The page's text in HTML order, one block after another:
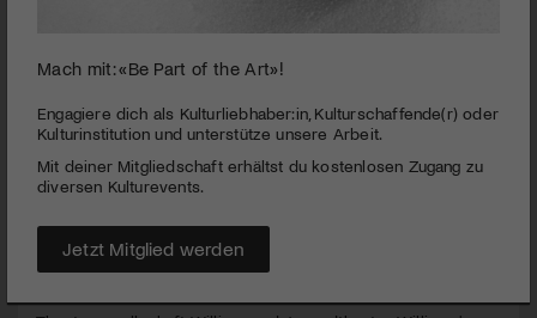
seconds
minutes,
seconds
Theatergesellschaft Willisau | Parzival
PUBLIZIERT AM 27. MAI 2015
Willisauer Theatermacher in einer makellos weissen
Kastenbühne seine ereignisreichen Wege gehen. Ein sehr
MEHR
Mach mit: «Be Part of the Art»!
Engagiere dich als Kulturliebhaber:in, Kulturschaffende(r) oder
Kulturinstitution und unterstütze unsere Arbeit.
Mit deiner Mitgliedschaft erhältst du kostenlosen Zugang zu
diversen Kulturevents.
Jetzt Mitglied werden